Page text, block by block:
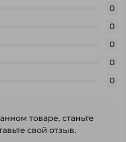
0
0
0
0
0
товаре, станьте
свой отзыв.